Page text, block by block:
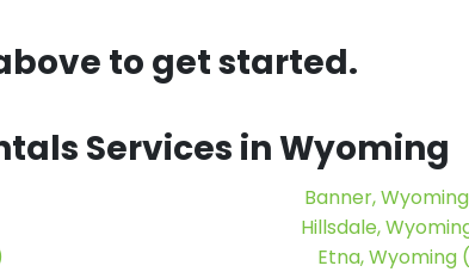
to get started.
Services in Wyoming
Banner,
Hillsdale,
Etna, Wyoming